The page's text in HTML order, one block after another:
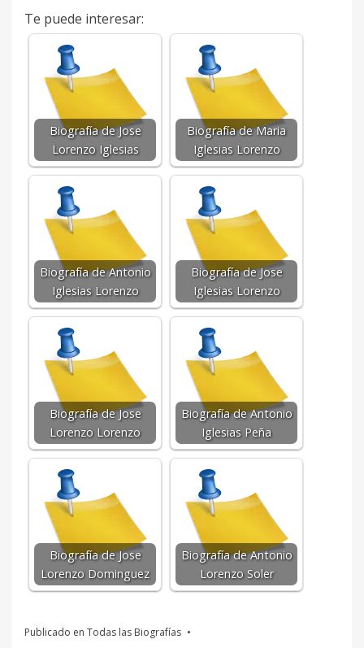
Te puede interesar:
Biografía de Jose
Lorenzo Iglesias
Biografía de Maria
Iglesias Lorenzo
Biografía de Antonio
Iglesias Lorenzo
Biografía de Jose
Iglesias Lorenzo
Biografía de Jose
Lorenzo Lorenzo
Biografía de Antonio
Iglesias Peña
Biografía de Jose
Lorenzo Dominguez
Biografía de Antonio
Lorenzo Soler
Publicado en Todas las Biografías